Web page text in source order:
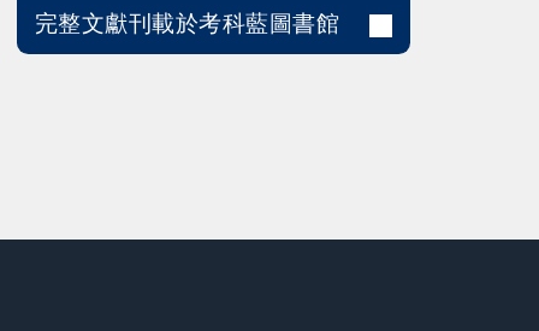
完整文獻刊載於考科藍圖書館